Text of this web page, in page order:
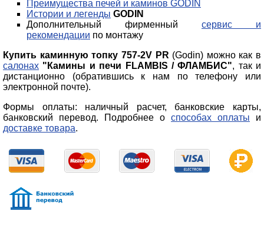
Преимущества печей и каминов GODIN
Истории и легенды GODIN
Дополнительный фирменный сервис и
рекомендации по монтажу
Купить каминную топку 757-2V PR (Godin) можно как в
салонах "Камины и печи FLAMBIS / ФЛАМБИС", так и
дистанционно (обратившись к нам по телефону или
электронной почте).
Формы оплаты: наличный расчет, банковские карты,
банковский перевод. Подробнее о способах оплаты и
доставке товара.